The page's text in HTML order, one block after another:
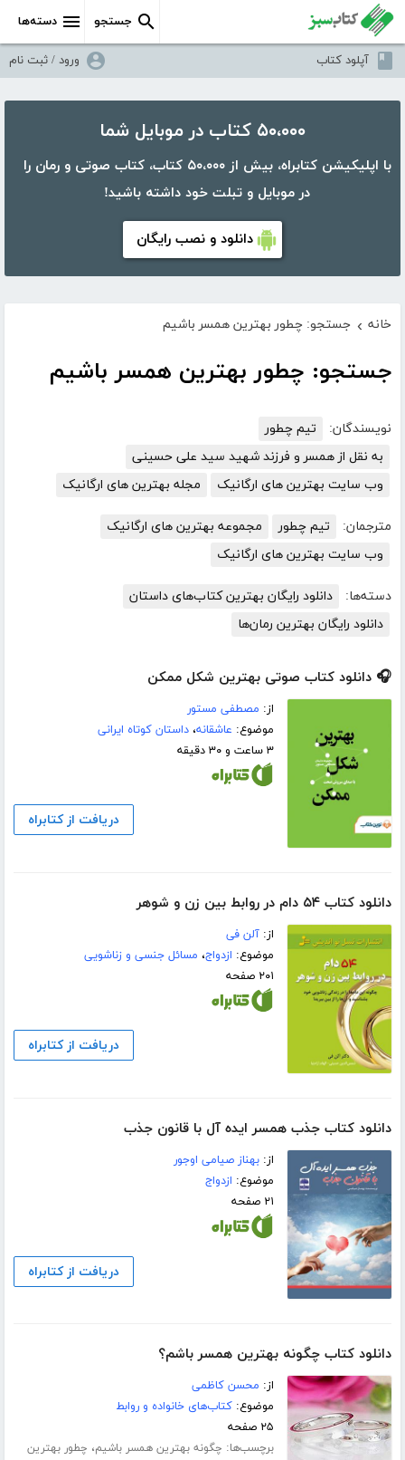
دسته‌ها جستجو
آپلود کتاب ورود / ثبت نام
۵۰،۰۰۰ کتاب در موبایل شما
با اپلیکیشن کتابراه، بیش از ۵۰،۰۰۰ کتاب، کتاب صوتی و رمان را
در موبایل و تبلت خود داشته باشید!
دانلود و نصب رایگان
خانه › جستجو: چطور بهترین همسر باشیم
جستجو: چطور بهترین همسر باشیم
نویسندگان:
تیم چطور
به نقل از همسر و فرزند شهید سید علی حسینی
وب سایت بهترین های ارگانیک
مجله بهترین های ارگانیک
مترجمان: تیم چطور
مجموعه بهترین های ارگانیک
وب سایت بهترین های ارگانیک
دسته‌ها:
دانلود رایگان بهترین کتاب‌های داستان
دانلود رایگان بهترین رمان‌ها
🎧 دانلود کتاب صوتی بهترین شکل ممکن
از: مصطفی مستور
موضوع: عاشقانه،داستان کوتاه ایرانی
۳ ساعت و ۳۰ دقیقه
دریافت از کتابراه
دانلود کتاب ۵۴ دام در روابط بین زن و شوهر
از:آلن فی
موضوع: ازدواج، مسائل جنسی و زناشویی
۲۰۱ صفحه
دریافت از کتابراه
دانلود کتاب جذب همسر ایده آل با قانون جذب
از:بهناز صیامی اوجور
موضوع: ازدواج
۲۱ صفحه
دریافت از کتابراه
دانلود کتاب چگونه بهترین همسر باشم؟
از: محسن کاظمی
موضوع:کتاب‌های خانواده و روابط
۲۵ صفحه
برچسب‌ها: چگونه بهترین همسر باشیم، چطور بهترین